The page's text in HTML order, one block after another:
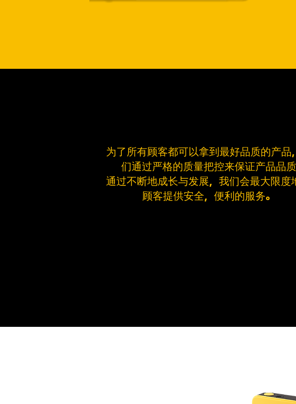
为了所有顾客都可以拿到最好品质的产品
们通过严格的质量把控来保证产品品质
通过不断地成长与发展，我们会最大限度
顾客提供安全，便利的服务。